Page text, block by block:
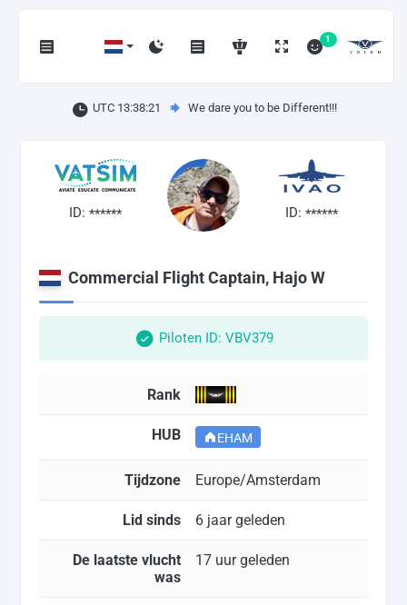
1
UTC 13:38:22 We dare you to be Different!!!
ID: ****** ID: ******
Commercial Flight Captain, Hajo W
Piloten ID: VBV379
Rank
HUB EHAM
Tijdzone Europe/Amsterdam
Lid sinds 6 jaar geleden
De laatste vlucht
was
17 uur geleden